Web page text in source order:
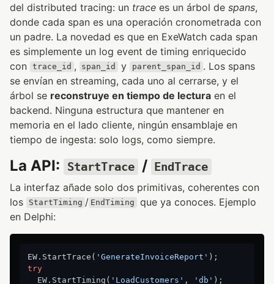
del distributed tracing: un trace es un árbol de spans,
donde cada span es una operación cronometrada con
un padre. La novedad es que en ExeWatch cada span
es simplemente un log event de timing enriquecido
con trace_id , span_id y parent_span_id . Los spans
se envían en streaming, cada uno al cerrarse, y el
árbol se reconstruye en tiempo de lectura en el
backend. Ninguna estructura que mantener en
memoria en el lado cliente, ningún ensamblaje en
tiempo de ingesta: solo logs, como siempre.
La API: StartTrace / EndTrace
La interfaz añade solo dos primitivas, coherentes con
los
StartTiming / EndTiming
que ya conoces. Ejemplo
en Delphi:
EW.StartTrace( 'GenerateInvoiceReport'
try
  EW.StartTiming(
'LoadCustomers' , 'db' );